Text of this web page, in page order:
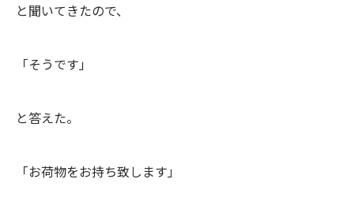
と聞いてきたので、
「そうです」
と答えた。
「お荷物をお持ち致します」